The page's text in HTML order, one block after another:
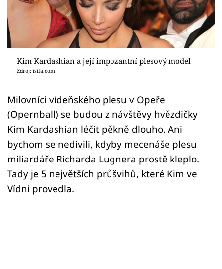
Sex a vztahy
Sledujte prima+
Sledujte nás
Kim Kardashian a její impozantní plesový model
Zdroj: isifa.com
Milovníci vídeňského plesu v Opeře
(Opernball) se budou z návštěvy hvězdičky
Kim Kardashian léčit pěkně dlouho. Ani
bychom se nedivili, kdyby mecenáše plesu
miliardáře Richarda Lugnera prostě kleplo.
Tady je 5 největších průšvihů, které Kim ve
Vídni provedla.